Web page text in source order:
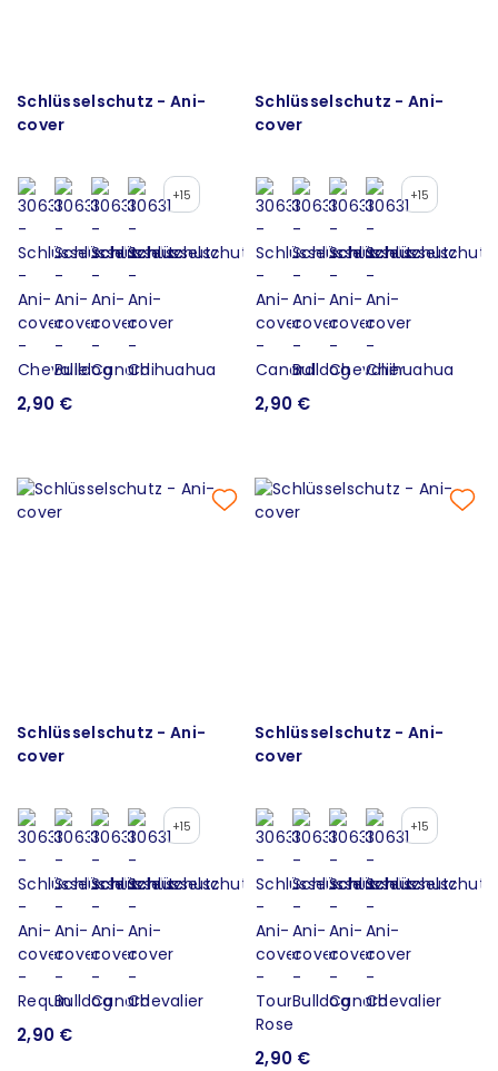
Schlüsselschutz - Ani-
cover
+15
2,90 €
Schlüsselschutz - Ani-
cover
+15
2,90 €
Schlüsselschutz - Ani-
cover
+15
2,90 €
Schlüsselschutz - Ani-
cover
+15
2,90 €